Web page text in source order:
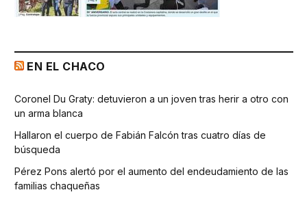
EN EL CHACO
Coronel Du Graty: detuvieron a un joven tras herir a otro con
un arma blanca
Hallaron el cuerpo de Fabián Falcón tras cuatro días de
búsqueda
Pérez Pons alertó por el aumento del endeudamiento de las
familias chaqueñas